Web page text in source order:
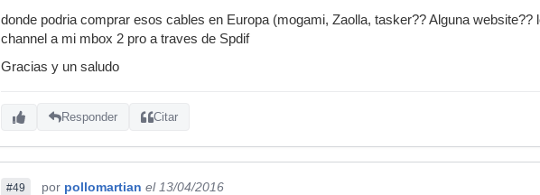
donde podria comprar esos cables en Europa (mogami, Zaolla, tasker?? Alguna
channel a mi mbox 2 pro a traves de Spdif
Gracias y un saludo
Responder Citar
#49 por pollomartian el 13/04/2016